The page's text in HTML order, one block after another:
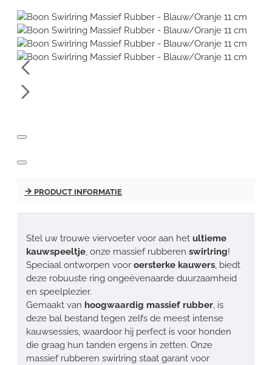
PRODUCT INFORMATIE
Stel uw trouwe viervoeter voor aan het ultieme
kauwspeeltje, onze massief rubberen swirlring!
Speciaal ontworpen voor oersterke kauwers, biedt
deze robuuste ring ongeëvenaarde duurzaamheid
en speelplezier.
Gemaakt van hoogwaardig massief rubber, is
deze bal bestand tegen zelfs de meest intense
kauwsessies, waardoor hij perfect is voor honden
die graag hun tanden ergens in zetten. Onze
massief rubberen swirlring staat garant voor